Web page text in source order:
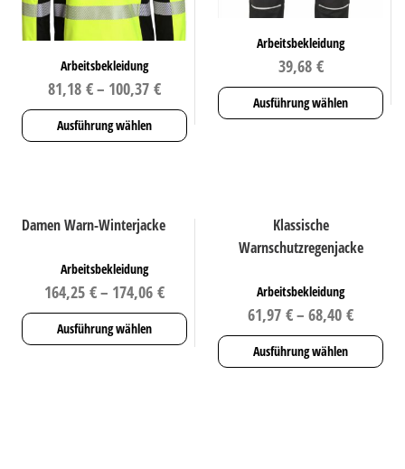
Arbeitsbekleidung
81,18 €– 100,37 €
Ausführung wählen
mehrere
auf.
Die
Optionen
können
Arbeitsbekleidung
39,68 €
Ausführung wählen
Varianten
auf.
Optionen
können
auf
der
Damen Warn-Winterjacke
Arbeitsbekleidung
164,25 €– 174,06 €
Ausführung wählen
Klassische
Warnschutzregenjacke
Arbeitsbekleidung
61,97€–68,40€
Ausführung wählen